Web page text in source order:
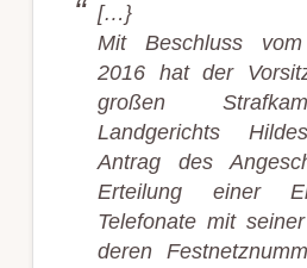
[…}
Mit Beschluss
2016 hat der
großen
Landgerichts
Antrag des
Erteilung einer
Telefonate mit
deren